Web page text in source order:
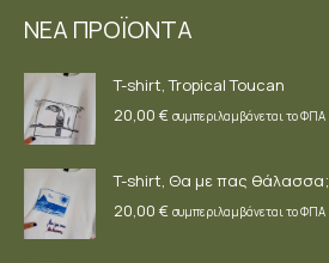
in
window
in
window
in
window
ΝΕΑ ΠΡΟΪΟΝΤΑ
T-shirt, Tropical Toucan
20,00 € συμπεριλαμβάνεται το ΦΠΑ
T-shirt, Θα με πας θάλασσα;
20,00 € συμπεριλαμβάνεται το ΦΠΑ